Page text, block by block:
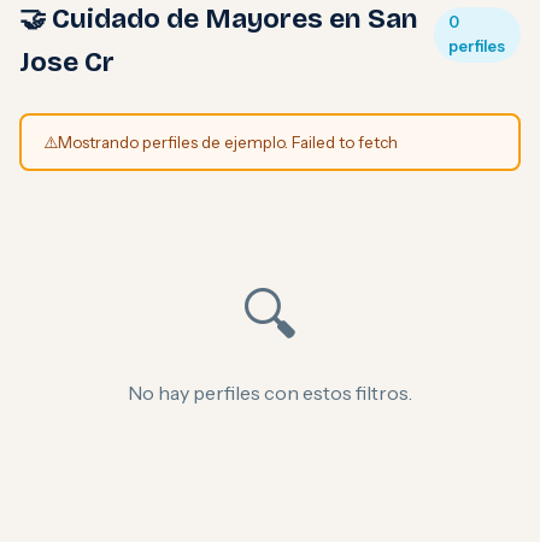
🤝 Cuidado de Mayores en San
Jose Cr
0
perfiles
⚠️Mostrando perfiles de ejemplo. Failed to fetch
🔍
No hay perfiles con estos filtros.